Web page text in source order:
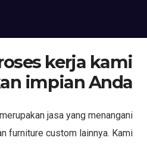
kerja kami
impian Anda
merupakan jasa yang menangani
furniture custom lainnya. Kami